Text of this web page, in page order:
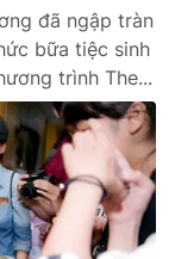
đã ngập tràn
bữa tiệc sinh
trình The...